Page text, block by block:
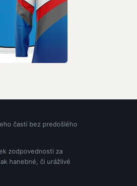
časti bez predošlého
zodpovednosti za
hanebné, či urážlivé